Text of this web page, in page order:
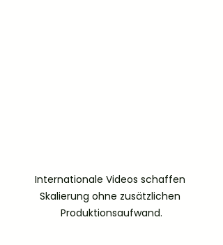
Internationale Videos schaffen
Skalierung ohne zusätzlichen
Produktionsaufwand.